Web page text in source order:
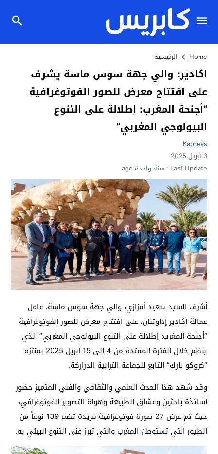
Home الرئيسية
اكادير: والي جهة سوس ماسة يشرف
على افتتاح معرض للصور الفوتوغرافية
“أجنحة المغرب: إطلالة على التنوع
البيولوجي المغربي”
Kapress
3 أبريل 2025
Last Update : سنة واحدة ago
أشرف السيد سعيد أمزازي، والي جهة سوس ماسة، عامل
عمالة أكادير إداوتنان، على افتتاح معرض للصور الفوتوغرافية
“أجنحة المغرب: إطلالة على التنوع البيولوجي المغربي” الذي
ينظم خلال الفترة الممتدة من 4 إلى 15 أبريل 2025 بمنتزه
“كروكو بارك” التابع للجماعة الترابية الدراركة.
وقد شهد هذا الحدث العلمي والثقافي والفني المتميز حضور
أساتذة باحثين وعشاق الطبيعة وهواة التصوير الفوتوغرافي،
حيث تم عرض 27 صورة فوتوغرافية فريدة تضم 139 نوعاً من
الطيور التي تستوطن المغرب والتي تبرز غنى التنوع البيئي به.